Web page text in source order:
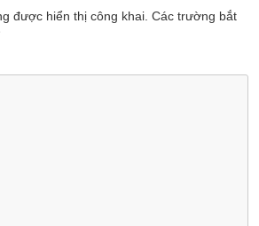
được hiển thị công khai. Các trường bắt